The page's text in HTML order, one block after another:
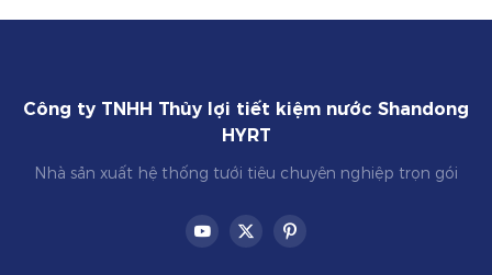
Công ty TNHH Thủy lợi tiết kiệm nước Shandong
HYRT
Nhà sản xuất hệ thống tưới tiêu chuyên nghiệp trọn gói